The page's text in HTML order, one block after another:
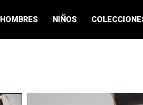
HOMBRES NIÑOS